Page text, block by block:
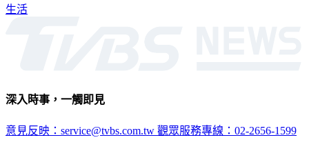
生活
深入時事，一觸即見
意見反映：service@tvbs.com.tw 觀眾服務專線：02-2656-1599